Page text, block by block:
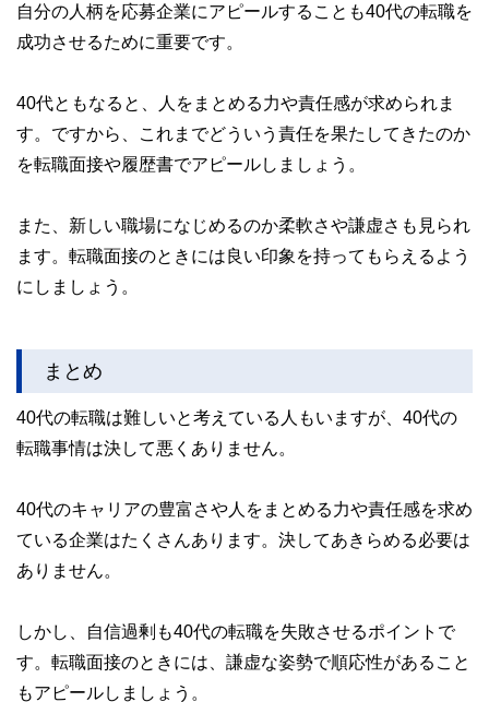
自分の人柄を応募企業にアピールすることも40代の転職を
成功させるために重要です。
40代ともなると、人をまとめる力や責任感が求められま
す。ですから、これまでどういう責任を果たしてきたのか
を転職面接や履歴書でアピールしましょう。
また、新しい職場になじめるのか柔軟さや謙虚さも見られ
ます。転職面接のときには良い印象を持ってもらえるよう
にしましょう。
まとめ
40代の転職は難しいと考えている人もいますが、40代の
転職事情は決して悪くありません。
40代のキャリアの豊富さや人をまとめる力や責任感を求め
ている企業はたくさんあります。決してあきらめる必要は
ありません。
しかし、自信過剰も40代の転職を失敗させるポイントで
す。転職面接のときには、謙虚な姿勢で順応性があること
もアピールしましょう。